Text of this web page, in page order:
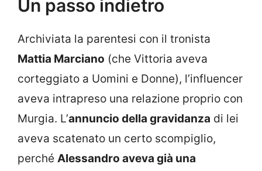
Un passo indietro
Archiviata la parentesi con il tronista
Mattia Marciano (che Vittoria aveva
corteggiato a Uomini e Donne), l’influencer
aveva intrapreso una relazione proprio con
Murgia. L’annuncio della gravidanza di lei
aveva scatenato un certo scompiglio,
perché Alessandro aveva già una